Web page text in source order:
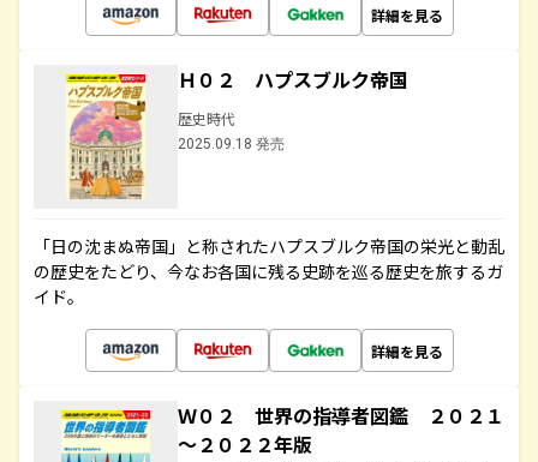
詳細を見る
Ｈ０２ ハプスブルク帝国
歴史時代
2025.09.18 発売
「日の沈まぬ帝国」と称されたハプスブルク帝国の栄光と動乱
の歴史をたどり、今なお各国に残る史跡を巡る歴史を旅するガ
イド。
詳細を見る
Ｗ０２ 世界の指導者図鑑 ２０２１
～２０２２年版